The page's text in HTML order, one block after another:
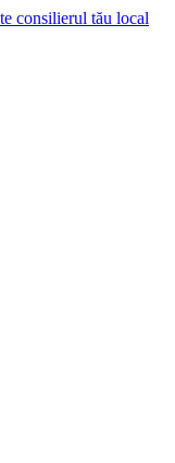
consilierul tău local